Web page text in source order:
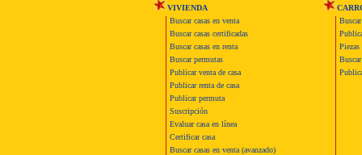
VIVIENDA
Buscar casas en venta
Buscar casas certificadas
Buscar casas en renta
Buscar permutas
Publicar venta de casa
Publicar renta de casa
Publicar permuta
Suscripción
Evaluar casa en línea
Certificar casa
Buscar casas en venta (avanzado)
Piezas